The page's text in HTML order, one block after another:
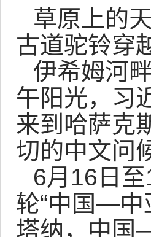
草原上的
古道驼铃穿
伊希姆河
午阳光，习
来到哈萨克
切的中文问
6月16日
轮“中国—中
塔纳，中国